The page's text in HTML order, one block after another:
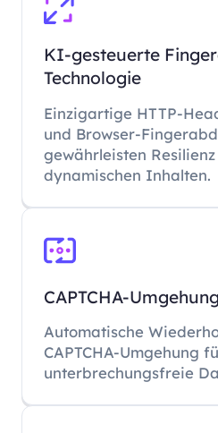
KI-gesteuerte
Technologie
Einzigartige HTTP-
und Browser-
gewährleisten
dynamischen Inhalten.
CAPTCHA-Umgehung
Automatische
CAPTCHA-Umgehung
unterbrechungsfreie